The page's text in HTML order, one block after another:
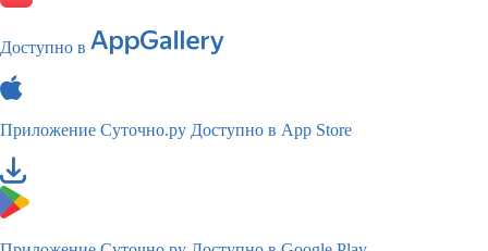
Доступно в
Приложение Суточно.ру Доступно в App Store